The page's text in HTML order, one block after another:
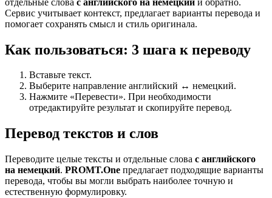
Сервис учитывает контекст, предлагает варианты перевода и
помогает сохранять смысл и стиль оригинала.
Как пользоваться: 3 шага к переводу
Вставьте текст.
Выберите направление английский ↔ немецкий.
Нажмите «Перевести». При необходимости
отредактируйте результат и скопируйте перевод.
Перевод текстов и слов
Переводите целые тексты и отдельные слова с английского
на немецкий. PROMT.One предлагает подходящие варианты
перевода, чтобы вы могли выбрать наиболее точную и
естественную формулировку.